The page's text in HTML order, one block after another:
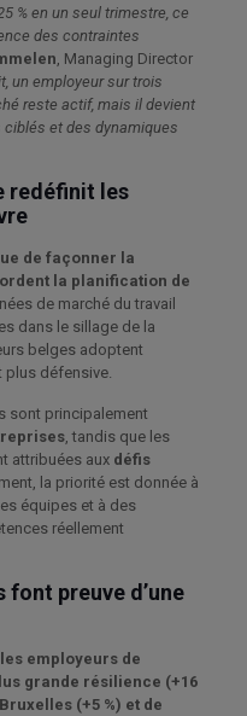
% en un seul trimestre, ce
des contraintes
, Managing Director
un employeur sur trois
reste actif, mais il devient
et des dynamiques
redéfinit les
de façonner la
la planification de
de marché du travail
dans le sillage de la
belges adoptent
défensive.
sont principalement
, tandis que les
attribuées aux défis
la priorité est donnée à
équipes et à des
réellement
preuve d’une
employeurs de
grande résilience (+16
(+5 %) et de